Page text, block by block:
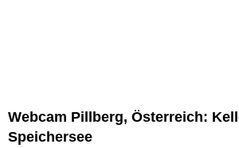
Webcam Pillberg, Österreich:
Speichersee